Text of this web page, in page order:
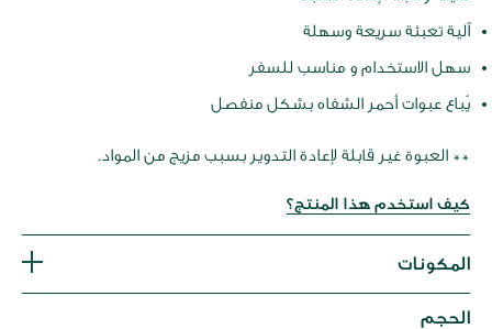
آلية تعبئة سريعة وسهلة
سهل الاستخدام و مناسب للسفر
يُباع عبوات أحمر الشفاه بشكل منفصل
** العبوة غير قابلة لإعادة التدوير بسبب مزيج من المواد.
كيف استخدم هذا المنتج؟
المكونات
الحجم